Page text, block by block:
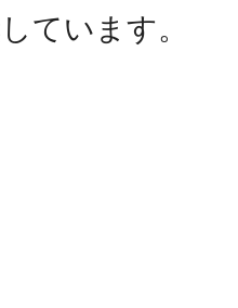
ています。